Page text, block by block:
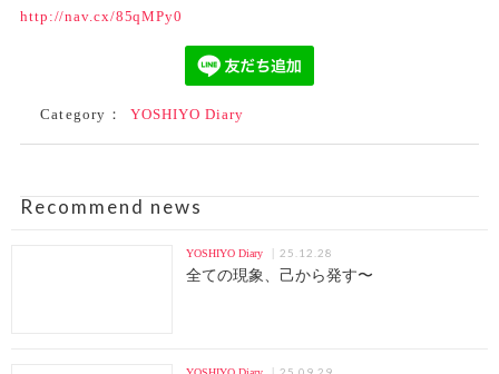
http://nav.cx/85qMPy0
Category： YOSHIYO Diary
Recommend news
YOSHIYO Diary 25.12.28
全ての現象、己から発す〜
25.09.29